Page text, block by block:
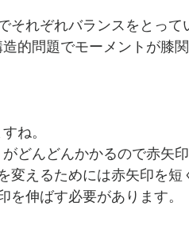
それぞれバランスをとって
的問題でモーメントが膝
ね。
どんどんかかるので赤矢
変えるためには赤矢印を短
を伸ばす必要があります。